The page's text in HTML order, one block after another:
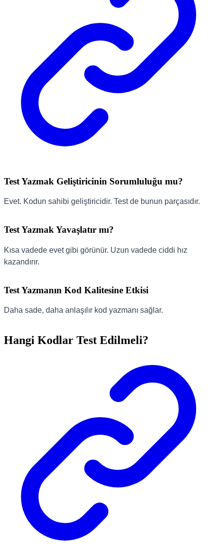
Test Yazmak Geliştiricinin Sorumluluğu mu?
Evet. Kodun sahibi geliştiricidir. Test de bunun parçasıdır.
Test Yazmak Yavaşlatır mı?
Kısa vadede evet gibi görünür. Uzun vadede ciddi hız
kazandırır.
Test Yazmanın Kod Kalitesine Etkisi
Daha sade, daha anlaşılır kod yazmanı sağlar.
Hangi Kodlar Test Edilmeli?